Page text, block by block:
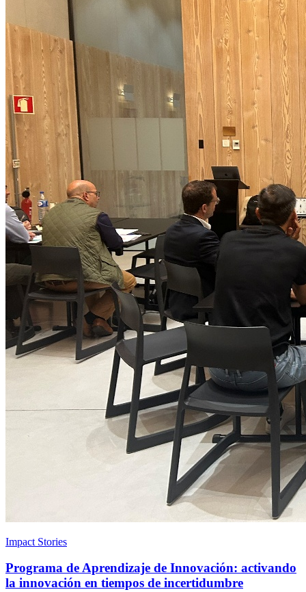
Impact Stories
Programa de Aprendizaje de Innovación: activando
la innovación en tiempos de incertidumbre